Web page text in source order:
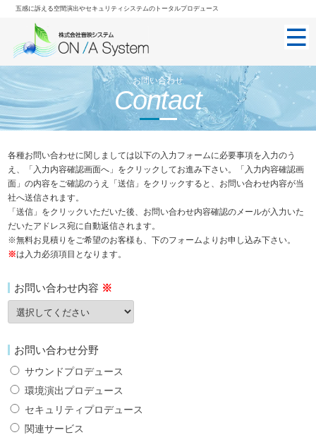
五感に訴える空間演出やセキュリティシステムのトータルプロデュース
お問い合わせ
Contact
各種お問い合わせに関しましては以下の入力フォームに必要事項を入力のう
え、「入力内容確認画面へ」をクリックしてお進み下さい。「入力内容確認画
面」の内容をご確認のうえ「送信」をクリックすると、お問い合わせ内容が当
社へ送信されます。
「送信」をクリックいただいた後、お問い合わせ内容確認のメールが入力いた
だいたアドレス宛に自動返信されます。
※無料お見積りをご希望のお客様も、下のフォームよりお申し込み下さい。
※は入力必須項目となります。
お問い合わせ内容 ※
お問い合わせ分野
サウンドプロデュース
環境演出プロデュース
セキュリティプロデュース
関連サービス